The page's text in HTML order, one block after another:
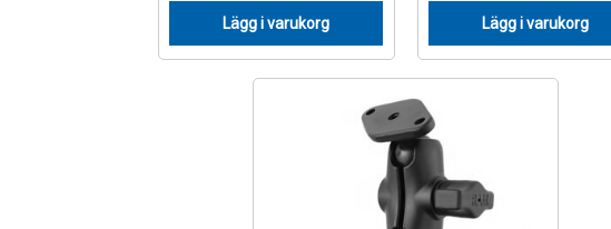
Lägg i varukorg
Lägg i varukorg